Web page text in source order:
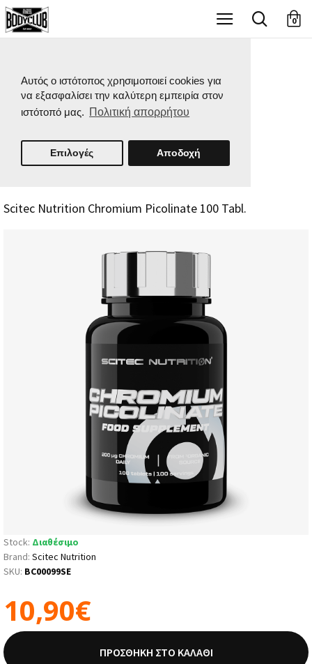
Αυτός ο ιστότοπος χρησιμοποιεί cookies για
να εξασφαλίσει την καλύτερη εμπειρία στον
ιστότοπό μας. Πολιτική απορρήτου
X
Επιλογές Αποδοχή
0
Scitec Nutrition Chromium Picolinate 100 Tabl.
Stock: Διαθέσιμο
Brand: Scitec Nutrition
SKU: BC00099SE
10,90€
ΠΡΟΣΘΉΚΗ ΣΤΟ ΚΑΛΆΘΙ